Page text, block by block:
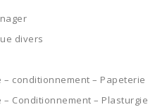
divers
– conditionnement – Papeterie
– Conditionnement – Plasturgie